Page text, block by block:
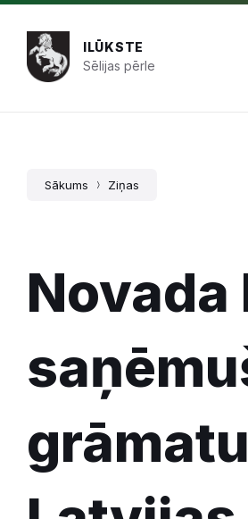
Pāriet
saturu
Skip
navigation
Skip
footer
ILŪKSTE
Sēlijas pērle
Sākums Ziņas